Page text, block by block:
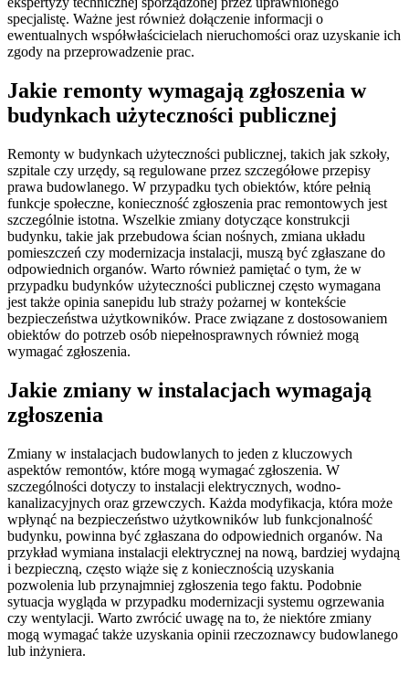
specjalistę. Ważne jest również dołączenie informacji o
ewentualnych współwłaścicielach nieruchomości oraz uzyskanie ich
zgody na przeprowadzenie prac.
Jakie remonty wymagają zgłoszenia w
budynkach użyteczności publicznej
Remonty w budynkach użyteczności publicznej, takich jak szkoły,
szpitale czy urzędy, są regulowane przez szczegółowe przepisy
prawa budowlanego. W przypadku tych obiektów, które pełnią
funkcje społeczne, konieczność zgłoszenia prac remontowych jest
szczególnie istotna. Wszelkie zmiany dotyczące konstrukcji
budynku, takie jak przebudowa ścian nośnych, zmiana układu
pomieszczeń czy modernizacja instalacji, muszą być zgłaszane do
odpowiednich organów. Warto również pamiętać o tym, że w
przypadku budynków użyteczności publicznej często wymagana
jest także opinia sanepidu lub straży pożarnej w kontekście
bezpieczeństwa użytkowników. Prace związane z dostosowaniem
obiektów do potrzeb osób niepełnosprawnych również mogą
wymagać zgłoszenia.
Jakie zmiany w instalacjach wymagają
zgłoszenia
Zmiany w instalacjach budowlanych to jeden z kluczowych
aspektów remontów, które mogą wymagać zgłoszenia. W
szczególności dotyczy to instalacji elektrycznych, wodno-
kanalizacyjnych oraz grzewczych. Każda modyfikacja, która może
wpłynąć na bezpieczeństwo użytkowników lub funkcjonalność
budynku, powinna być zgłaszana do odpowiednich organów. Na
przykład wymiana instalacji elektrycznej na nową, bardziej wydajną
i bezpieczną, często wiąże się z koniecznością uzyskania
pozwolenia lub przynajmniej zgłoszenia tego faktu. Podobnie
sytuacja wygląda w przypadku modernizacji systemu ogrzewania
czy wentylacji. Warto zwrócić uwagę na to, że niektóre zmiany
mogą wymagać także uzyskania opinii rzeczoznawcy budowlanego
lub inżyniera.